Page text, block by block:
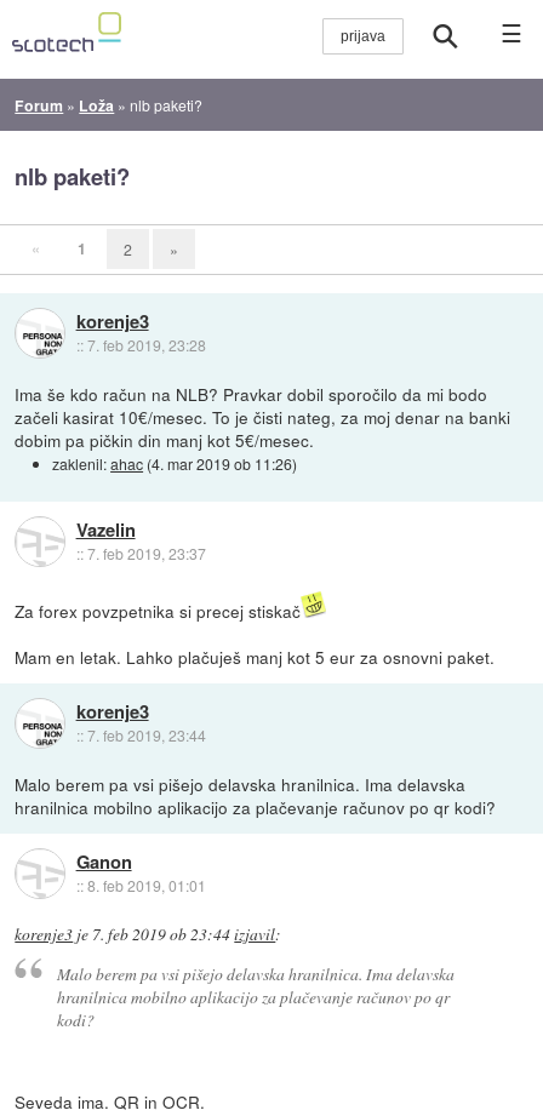
☰
Forum » Loža » nlb paketi?
nlb paketi?
« 1 2 »
korenje3
::7. feb 2019, 23:28
Ima še kdo račun na NLB? Pravkar dobil sporočilo da mi bodo
začeli kasirat 10€/mesec. To je čisti nateg, za moj denar na banki
dobim pa pičkin din manj kot 5€/mesec.
zaklenil:ahac (4. mar 2019 ob 11:26)
Vazelin
::7. feb 2019, 23:37
Za forex povzpetnika si precej stiskač
Mam en letak. Lahko plačuješ manj kot 5 eur za osnovni paket.
korenje3
::7. feb 2019, 23:44
Malo berem pa vsi pišejo delavska hranilnica. Ima delavska
hranilnica mobilno aplikacijo za plačevanje računov po qr kodi?
Ganon
::8. feb 2019, 01:01
korenje3 je 7. feb 2019 ob 23:44izjavil:
Malo berem pa vsi pišejo delavska hranilnica. Ima delavska
hranilnica mobilno aplikacijo za plačevanje računov po qr
kodi?
Seveda ima. QR in OCR.